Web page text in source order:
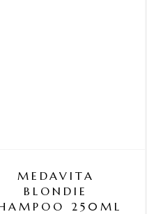
MEDAVITA
BLONDIE
250ML